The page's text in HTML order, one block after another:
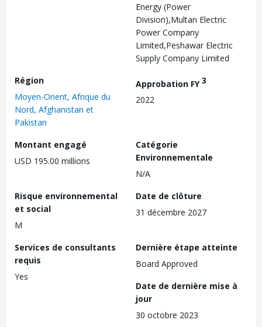
Energy (Power
Division),Multan Electric
Power Company
Limited,Peshawar Electric
Supply Company Limited
Région
Moyen-Orient, Afrique du
Nord, Afghanistan et
Pakistan
Approbation FY3
2022
Montant engagé
USD 195.00 millions
Catégorie
Environnementale
N/A
Risque environnemental
et social
M
Date de clôture
31 décembre 2027
Services de consultants
requis
Yes
Dernière étape atteinte
Board Approved
Date de dernière mise à
jour
30 octobre 2023